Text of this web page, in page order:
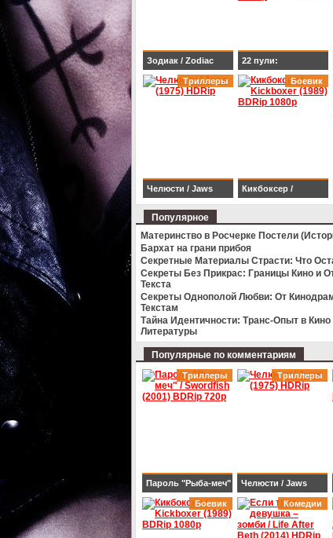
Зодиак / Zodiac
(2007) BDRip
22 пули:
Бессмертный / 22
Bullets / L'immortel
Челюсти / Jaws
(1975) HDRip
Триллеры
Кикбоксер /
Боевик
Популярное
Материнство в Росчерке Постели
Бархат на грани прибоя
Секретные Материалы Страсти: Что
Секреты Без Прикрас: Границы Кино и
Текста
Секреты Однополой Любви: От
Текстам
Тайна Идентичности: Транс-Опыт в Кино
Литературы
Популярные по комментариям
Пароль "Рыба-меч"
/ Swordfish (2001)
BDRip 720p
Триллеры
Челюсти / Jaws
(1975) HDRip
Триллеры
Боевик Комедии